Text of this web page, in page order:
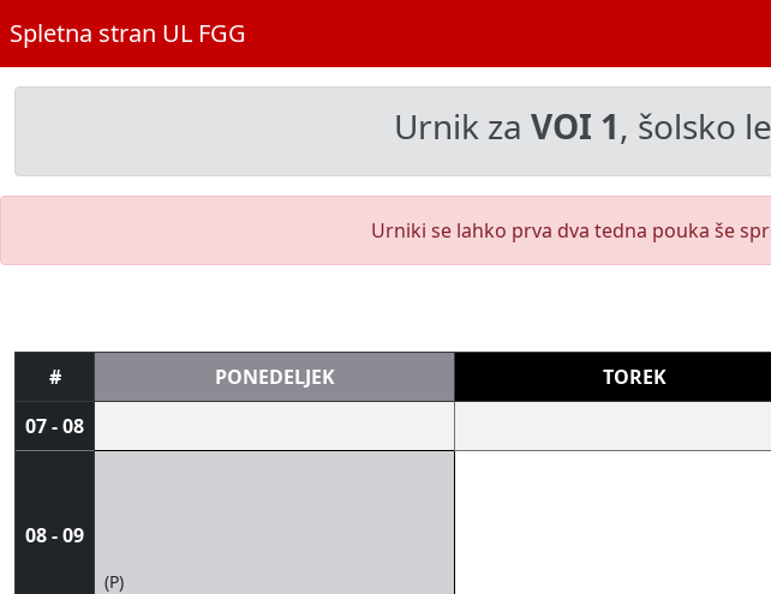
Spletna stran UL FGG
Urnik za VOI 1, šolsko
Urniki se lahko prva dva tedna pouka še
# PONEDELJEK TOREK
07 - 08
08 - 09
(P)